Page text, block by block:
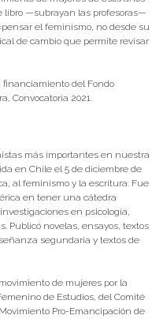
libro —subrayan las profesoras—
el feminismo, no desde su
de cambio que permite revisar
del Fondo
Convocatoria 2021.
más importantes en nuestra
en Chile el 5 de diciembre de
al feminismo y la escritura. Fue
en tener una cátedra
en psicología,
Publicó novelas, ensayos, textos
segundaria y textos de
de mujeres por la
de Estudios, del Comité
Pro-Emancipación de